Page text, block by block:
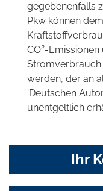
gegebenenfalls
Pkw können
CO2-Emissionen
werden, der an
'Deutschen
unentgeltlich
Ihr